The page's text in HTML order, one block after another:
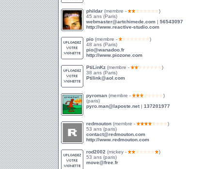
phildar (membre -
)
45 ans (Paris)
webmaster@artchimede.com | 56543097
http://www.reactive-studio.com
pio (membre -
)
48 ans (Paris)
pio@wanadoo.fr
http://www.piozone.com
PtiLinKz (membre -
)
38 ans (Paris)
Ptilink@aol.com
pyroman (membre -
)
(paris)
pyro.man@laposte.net| 137201977
redmouton (membre -
)
53 ans (paris)
contact@redmouton.com
http://www.redmouton.com
rod2002 (mickey -
)
53 ans (paris)
move@free.fr